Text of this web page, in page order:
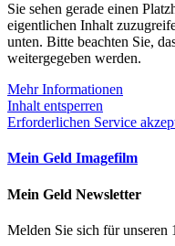
Sie sehen gerade einen
eigentlichen Inhalt
unten. Bitte beachten Sie,
weitergegeben werden.
Mehr Informationen
Inhalt entsperren
Erforderlichen Service
Mein Geld Imagefilm
Mein Geld Newsletter
Melden Sie sich für unseren